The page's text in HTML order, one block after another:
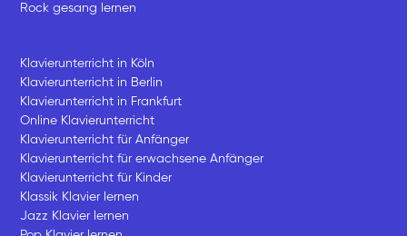
Rock gesang lernen
Klavierunterricht in Köln
Klavierunterricht in Berlin
Klavierunterricht in Frankfurt
Online Klavierunterricht
Klavierunterricht für Anfänger
Klavierunterricht für erwachsene Anfänger
Klavierunterricht für Kinder
Klassik Klavier lernen
Jazz Klavier lernen